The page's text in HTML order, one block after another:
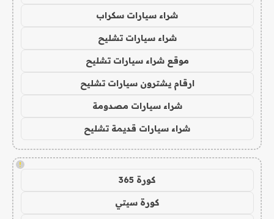
شراء سيارات سكراب
شراء سيارات تشليح
موقع شراء سيارات تشليح
ارقام يشترون سيارات تشليح
شراء سيارات مصدومة
شراء سيارات قديمة تشليح
!
كورة 365
كورة سيتي